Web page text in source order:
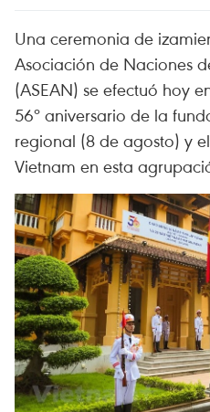
Una ceremonia de
Asociación de Naciones
(ASEAN) se efectuó hoy
56º aniversario de la
regional (8 de agosto) y
Vietnam en esta